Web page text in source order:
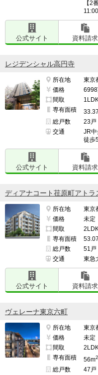
【2
公式サイト 資料請求
レジデンシャル高円寺
所在地
東京
価格
間取
専有面積
総戸数
23戸
交通
JR中
徒歩
公式サイト 資料請求
ディアナコート荏原町アトラ
所在地
東京
価格
未定
間取
専有面積
総戸数
51戸
交通
東急
公式サイト 資料請求
ヴェレーナ東京六町
所在地
東京
価格
未定
間取
専有面積
56m2
総戸数
47戸